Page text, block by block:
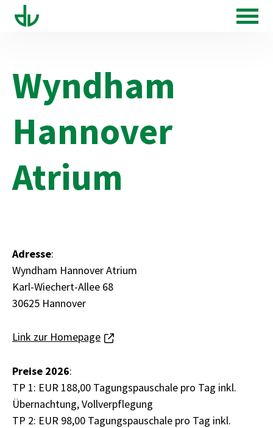
Wyndham
Hannover
Atrium
Adresse:
Wyndham Hannover Atrium
Karl-Wiechert-Allee 68
30625 Hannover
Link zur Homepage
Preise 2026:
TP 1: EUR 188,00 Tagungspauschale pro Tag inkl.
Übernachtung, Vollverpflegung
TP 2: EUR 98,00 Tagungspauschale pro Tag inkl.